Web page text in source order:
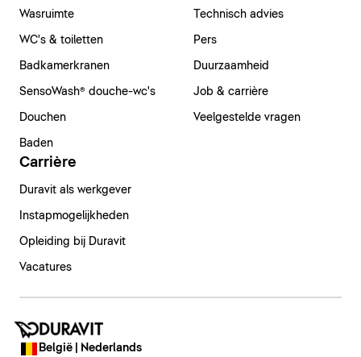
Wasruimte
WC's & toiletten
Badkamerkranen
SensoWash® douche-wc's
Douchen
Baden
Technisch advies
Pers
Duurzaamheid
Job & carrière
Veelgestelde vragen
Carrière
Duravit als werkgever
Instapmogelijkheden
Opleiding bij Duravit
Vacatures
België | Nederlands